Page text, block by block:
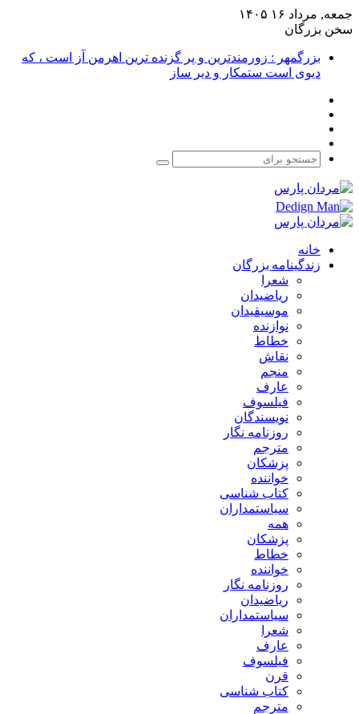
جمعه, مرداد ۱۶ ۱۴۰۵
سخن بزرگان
بزرگمهر : زورمندترین و پر گزنده ترین اهرمن آز است ، که
دیوی است ستمکار و دیر ساز
جستجو
خانه
زندگینامه بزرگان
شعرا
ریاضیدان
موسیقیدان
نوازنده
خطاط
نقاش
منجم
عارف
فیلسوف
نویسندگان
روزنامه نگار
مترجم
پزشکان
خواننده
کتاب شناسی
سیاستمداران
همه
پزشکان
خطاط
خواننده
روزنامه نگار
ریاضیدان
سیاستمداران
شعرا
عارف
فیلسوف
قرن
کتاب شناسی
مترجم